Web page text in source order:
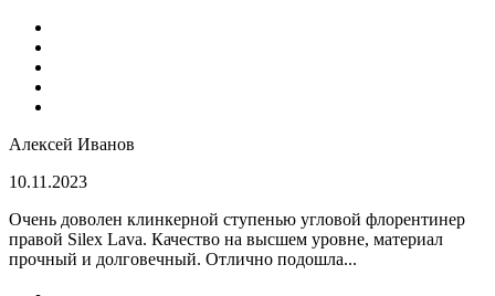
Алексей Иванов
10.11.2023
Очень доволен клинкерной ступенью угловой флорентинер
правой Silex Lava. Качество на высшем уровне, материал
прочный и долговечный. Отлично подошла...